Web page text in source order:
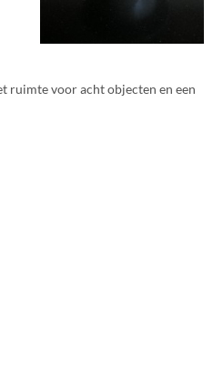
ruimte voor acht objecten en een